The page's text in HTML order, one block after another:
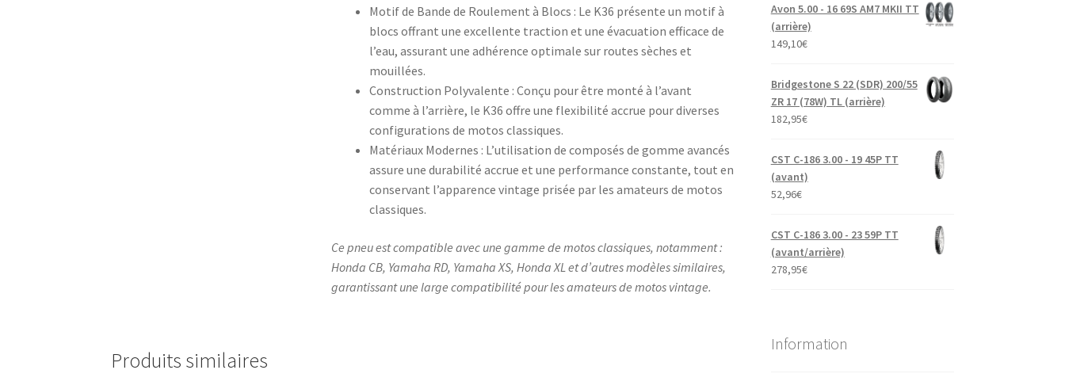
Motif de Bande de Roulement à Blocs : Le K36 présente un motif à
blocs offrant une excellente traction et une évacuation efficace de
l’eau, assurant une adhérence optimale sur routes sèches et
mouillées.​
Construction Polyvalente : Conçu pour être monté à l’avant
comme à l’arrière, le K36 offre une flexibilité accrue pour diverses
configurations de motos classiques.​
Matériaux Modernes : L’utilisation de composés de gomme avancés
assure une durabilité accrue et une performance constante, tout en
conservant l’apparence vintage prisée par les amateurs de motos
classiques.​
Ce pneu est compatible avec une gamme de motos classiques, notamment :
Honda CB, Yamaha RD, Yamaha XS, Honda XL et d’autres modèles similaires,
garantissant une large compatibilité pour les amateurs de motos vintage.
Produits similaires
Avon 5.00 - 16 69S AM7 MKII TT
(arrière)
149,10€
Bridgestone S 22 (SDR) 200/55
ZR 17 (78W) TL (arrière)
182,95€
CST C-186 3.00 - 19 45P TT
(avant)
52,96€
CST C-186 3.00 - 23 59P TT
(avant/arrière)
278,95€
Information